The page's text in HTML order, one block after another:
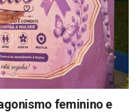
feminino e